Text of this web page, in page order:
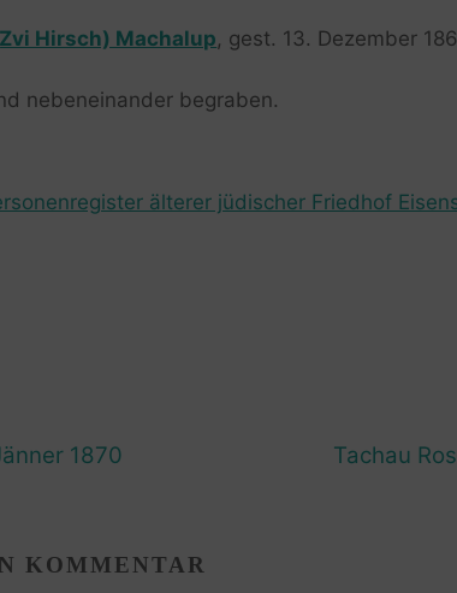
Hirsch) Machalup, gest. 13. Dezember
nebeneinander begraben.
älterer jüdischer Friedhof
1870 Tachau
KOMMENTAR